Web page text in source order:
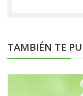
TAMBIÉN TE